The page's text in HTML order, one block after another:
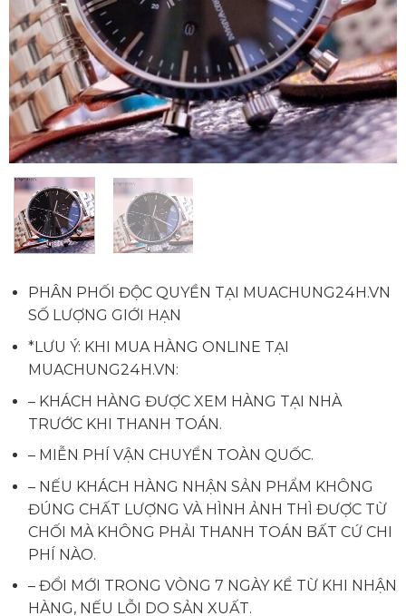
PHÂN PHỐI ĐỘC QUYỀN TẠI MUACHUNG24H.VN
SỐ LƯỢNG GIỚI HẠN
*LƯU Ý: KHI MUA HÀNG ONLINE TẠI
MUACHUNG24H.VN:
– KHÁCH HÀNG ĐƯỢC XEM HÀNG TẠI NHÀ
TRƯỚC KHI THANH TOÁN.
– MIỄN PHÍ VẬN CHUYỂN TOÀN QUỐC.
– NẾU KHÁCH HÀNG NHẬN SẢN PHẨM KHÔNG
ĐÚNG CHẤT LƯỢNG VÀ HÌNH ẢNH THÌ ĐƯỢC TỪ
CHỐI MÀ KHÔNG PHẢI THANH TOÁN BẤT CỨ CHI
PHÍ NÀO.
– ĐỔI MỚI TRONG VÒNG 7 NGÀY KỂ TỪ KHI NHẬN
HÀNG, NẾU LỖI DO SẢN XUẤT.